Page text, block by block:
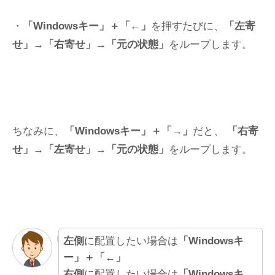
・ 「Windowsキー」＋「←」 を押すたびに、
「左寄
せ」→「右寄せ」→「元の状態」 をループします。
ちなみに、 「Windowsキー」＋「→」 だと、
「右寄
せ」→「左寄せ」→「元の状態」 をループします。
左側 に配置したい場合は 「Windowsキ
ー」＋「←」